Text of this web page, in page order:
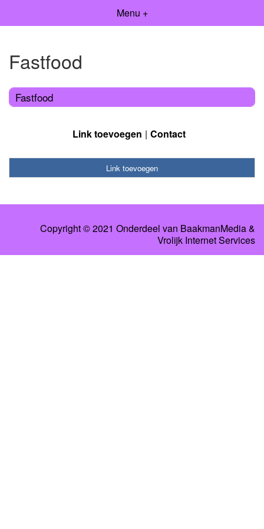
Menu +
Fastfood
Fastfood
Link toevoegen Contact
Link toevoegen
Copyright © 2021 Onderdeel van BaakmanMedia&
Vrolijk Internet Services